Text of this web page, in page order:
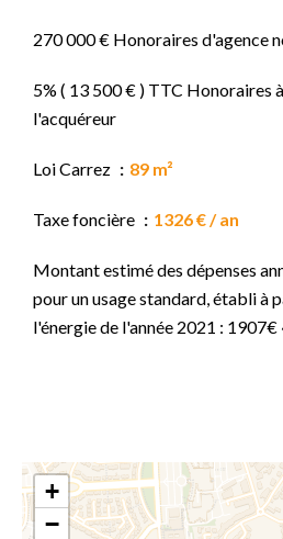
270 000 € Honoraires d'agence
5% ( 13 500 € ) TTC Honoraires
l'acquéreur
Loi Carrez 89 m²
Taxe foncière 1326 € / an
Montant estimé des dépenses
pour un usage standard, établi à
l'énergie de l'année 2021 :
+
−